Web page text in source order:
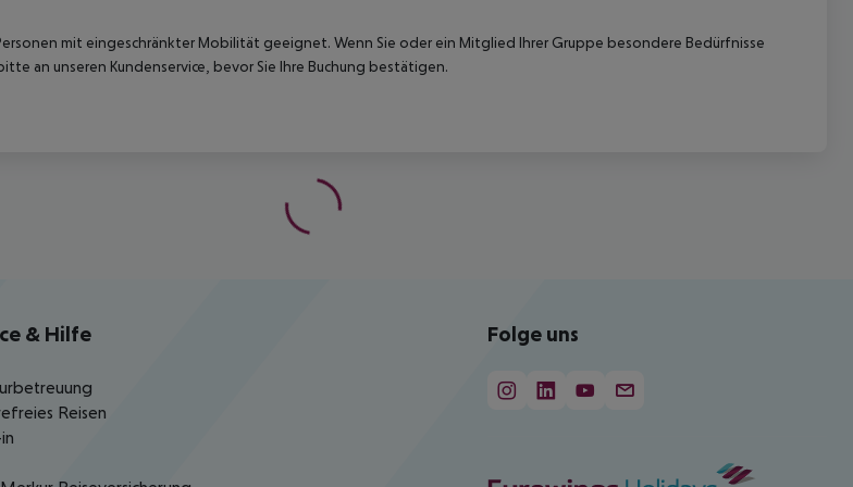
mit eingeschränkter Mobilität geeignet. Wenn Sie oder ein Mitglied Ihrer Gruppe besondere Bedürfnisse
an unseren Kundenservice, bevor Sie Ihre Buchung bestätigen.
& Hilfe
Reisen
Folge uns